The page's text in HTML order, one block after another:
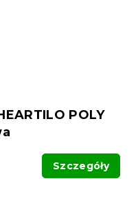
POLY
Szczegóły